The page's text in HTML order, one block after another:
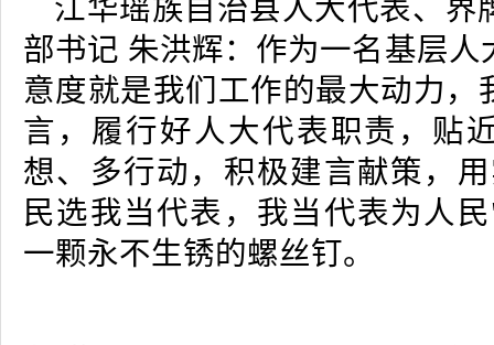
江华瑶族自治县人大代表、界
部书记 朱洪辉：作为一名基层人
意度就是我们工作的最大动力，
言，履行好人大代表职责，贴
想、多行动，积极建言献策，
民选我当代表，我当代表为人
一颗永不生锈的螺丝钉。